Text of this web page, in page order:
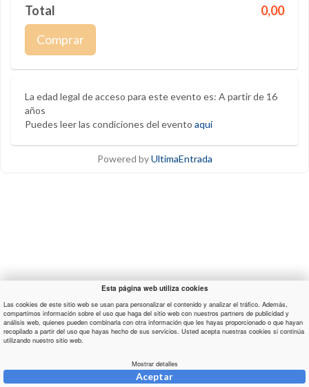
Esta página web utiliza cookies
Las cookies de este sitio web se usan para personalizar el contenido y analizar el tráfico. Además,
compartimos información sobre el uso que haga del sitio web con nuestros partners de publicidad y
análisis web, quienes pueden combinarla con otra información que les hayas proporcionado o que hayan
recopilado a partir del uso que hayas hecho de sus servicios. Usted acepta nuestras cookies si continúa
utilizando nuestro sitio web.
Mostrar detalles
Aceptar
Total
0,00
Comprar
La edad legal de acceso para este evento es: A partir de 16
años
Puedes leer las condiciones del evento aquí
Powered byUltimaEntrada